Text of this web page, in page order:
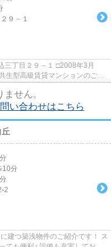
９－１
せん。
い合わせはこちら
10分
2
建つ築浅物件のご紹介です！ ス